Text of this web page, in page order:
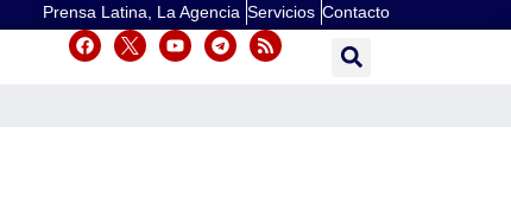
Prensa Latina, La Agencia Servicios Contacto